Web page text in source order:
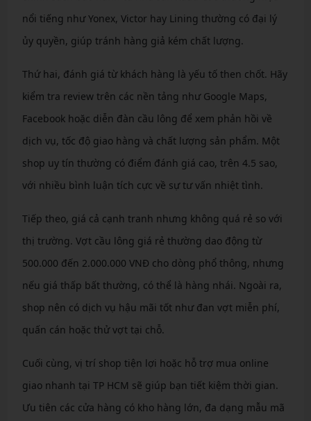
nổi tiếng như Yonex, Victor hay Lining thường có đại lý
ủy quyền, giúp tránh hàng giả kém chất lượng.
Thứ hai, đánh giá từ khách hàng là yếu tố then chốt. Hãy
kiểm tra review trên các nền tảng như Google Maps,
Facebook hoặc diễn đàn cầu lông để xem phản hồi về
dịch vụ, tốc độ giao hàng và chất lượng sản phẩm. Một
shop uy tín thường có điểm đánh giá cao, trên 4.5 sao,
với nhiều bình luận tích cực về sự tư vấn nhiệt tình.
Tiếp theo, giá cả cạnh tranh nhưng không quá rẻ so với
thị trường. Vợt cầu lông giá rẻ thường dao động từ
500.000 đến 2.000.000 VNĐ cho dòng phổ thông, nhưng
nếu giá thấp bất thường, có thể là hàng nhái. Ngoài ra,
shop nên có dịch vụ hậu mãi tốt như đan vợt miễn phí,
quấn cán hoặc thử vợt tại chỗ.
Cuối cùng, vị trí shop tiện lợi hoặc hỗ trợ mua online
giao nhanh tại TP HCM sẽ giúp bạn tiết kiệm thời gian.
Ưu tiên các cửa hàng có kho hàng lớn, đa dạng mẫu mã